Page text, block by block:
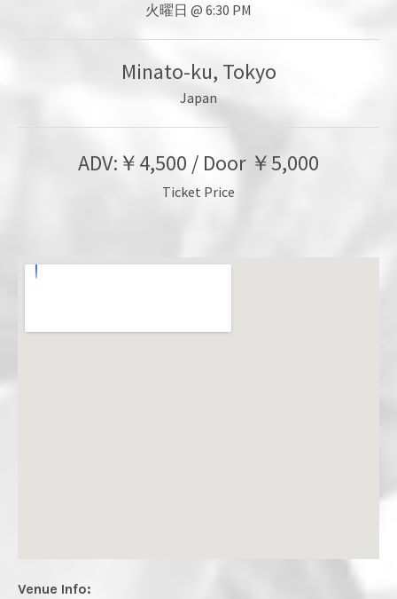
火曜日 @ 6:30 PM
Minato-ku, Tokyo
Japan
ADV:￥4,500 / Door ￥5,000
Ticket Price
Venue Info